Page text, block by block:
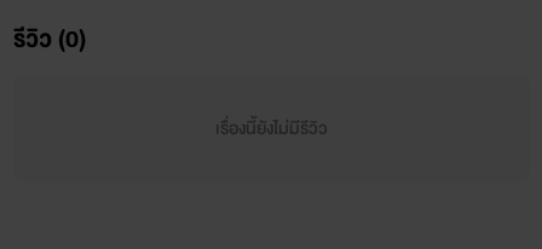
"เจ็บ ฮึกก คะ คุณคิเรียว อร๊าาา" มือหนาจับสะโพกบางตึกไว้
"ตอนที่นายอยู่กับหมอนั่นไม่เห็นอ่อนวอนแบบนี้เลยนิ"
รีวิว (0)
เรื่องนี้ยังไม่มีรีวิว